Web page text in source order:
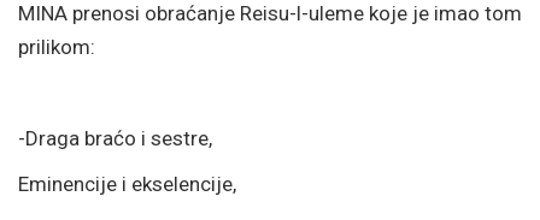
MINA prenosi obraćanje Reisu-l-uleme koje je imao tom
prilikom:
-Draga braćo i sestre,
Eminencije i ekselencije,